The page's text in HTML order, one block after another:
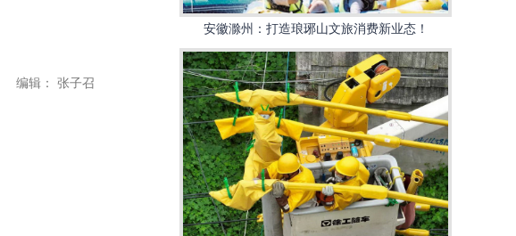
编辑： 张子召
安徽滁州：打造琅琊山文旅消费新业态！